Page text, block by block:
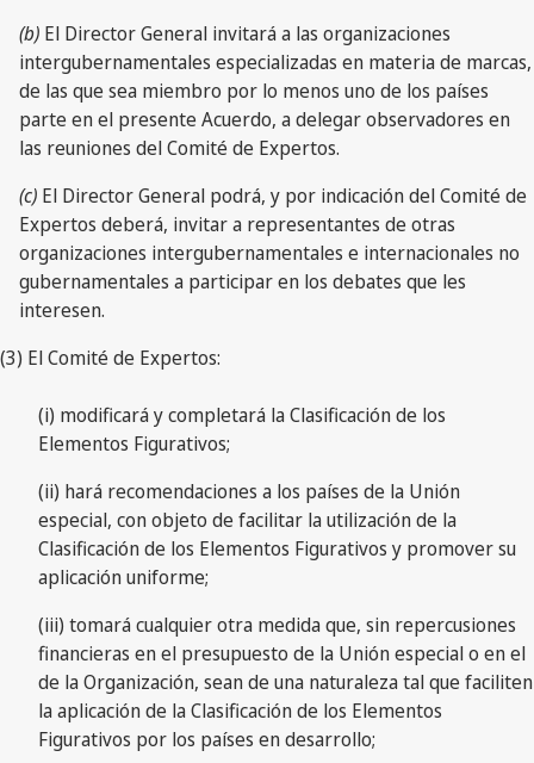
(b) El Director General invitará a las organizaciones
intergubernamentales especializadas en materia de marcas,
de las que sea miembro por lo menos uno de los países
parte en el presente Acuerdo, a delegar observadores en
las reuniones del Comité de Expertos.
(c) El Director General podrá, y por indicación del Comité de
Expertos deberá, invitar a representantes de otras
organizaciones intergubernamentales e internacionales no
gubernamentales a participar en los debates que les
interesen.
(3) El Comité de Expertos:
(i) modificará y completará la Clasificación de los
Elementos Figurativos;
(ii) hará recomendaciones a los países de la Unión
especial, con objeto de facilitar la utilización de la
Clasificación de los Elementos Figurativos y promover su
aplicación uniforme;
(iii) tomará cualquier otra medida que, sin repercusiones
financieras en el presupuesto de la Unión especial o en el
de la Organización, sean de una naturaleza tal que faciliten
la aplicación de la Clasificación de los Elementos
Figurativos por los países en desarrollo;